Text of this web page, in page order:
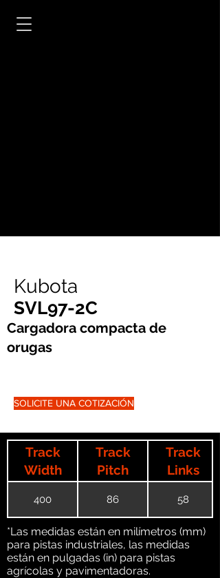
Kubota
SVL97-2C
Cargadora compacta de
orugas
SOLICITE UNA COTIZACIÓN
Track
Width
Track
Pitch
Track
Links
400 86 58
*Las medidas están en milímetros (mm)
para pistas industriales, las medidas
están en pulgadas (in) para pistas
agrícolas y pavimentadoras.